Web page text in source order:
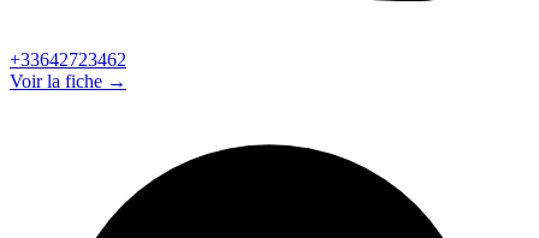
+33642723462
Voir la fiche →